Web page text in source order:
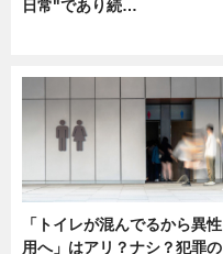
日常"であり続…
「トイレが混んでるから異性
用へ」はアリ？ナシ？犯罪の